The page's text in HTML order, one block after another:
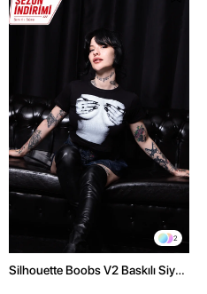
2
Silhouette Boobs V2 Baskılı Siyah